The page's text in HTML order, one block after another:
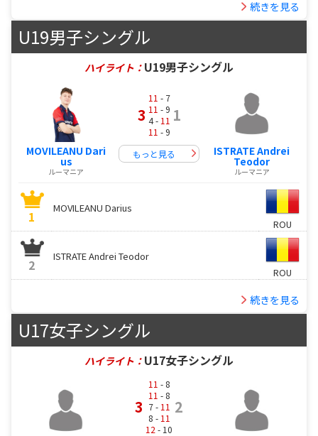
続きを見る
U19男子シングル
ハイライト： U19男子シングル
MOVILEANU Dari
us
ルーマニア
3
11 - 7
11 - 9
4 - 11
11 - 9
1
もっと見る ISTRATE Andrei
Teodor
ルーマニア
1
MOVILEANU Darius
ROU
2
ISTRATE Andrei Teodor
ROU
続きを見る
U17女子シングル
ハイライト： U17女子シングル
3
11 - 8
11 - 8
7 - 11
8 - 11
12 - 10
2